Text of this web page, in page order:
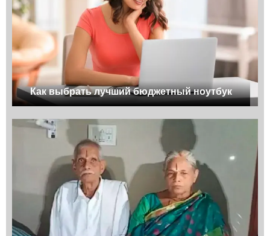
Как выбрать лучший бюджетный ноутбук